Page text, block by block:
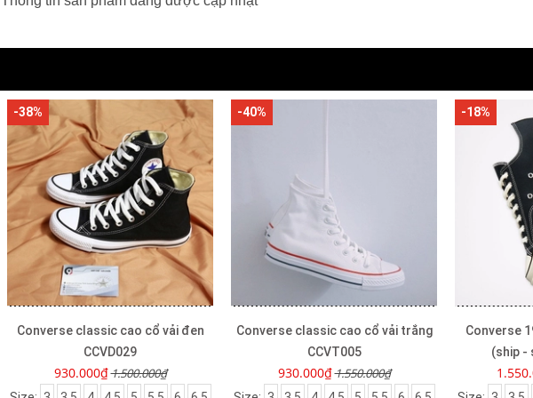
-38%
Converse classic cao cổ vải đen
CCVD029
930.000₫1.500.000₫
-40%
Converse classic cao cổ vải trắng
CCVT005
930.000₫1.550.000₫
-18%
Converse
(ship -